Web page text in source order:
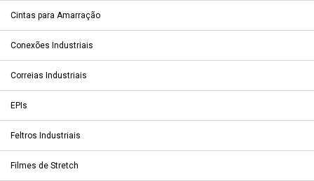
Cintas para Amarração
Conexões Industriais
Correias Industriais
EPIs
Feltros Industriais
Filmes de Stretch